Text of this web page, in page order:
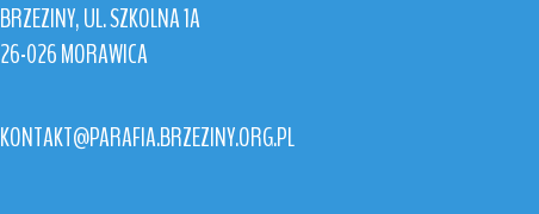
BRZEZINY, UL. SZKOLNA 1A
26-026 MORAWICA
KONTAKT@PARAFIA.BRZEZINY.ORG.PL